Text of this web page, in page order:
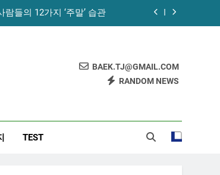
람들의 12가지 ‘주말’ 습관
휴게소에서 있었던 일
능 – 건강을 위한 발걸음
BAEK.TJ@GMAIL.COM
RANDOM NEWS
TEST